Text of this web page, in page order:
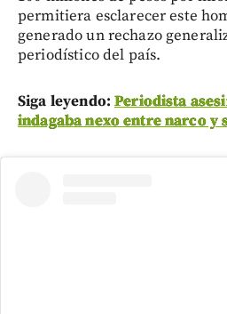
permitiera esclarecer este
generado un rechazo
periodístico del país.
Siga leyendo:Periodista
indagaba nexo entre narco y